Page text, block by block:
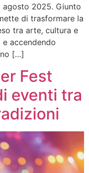
agosto 2025. Giunto
di trasformare la
tra arte, cultura e
accendendo
[…]
Fest
eventi tra